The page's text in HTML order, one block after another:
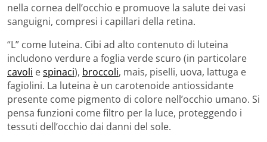
nella cornea dell’occhio e promuove la salute dei vasi
sanguigni, compresi i capillari della retina.
“L” come luteina. Cibi ad alto contenuto di luteina
includono verdure a foglia verde scuro (in particolare
cavoli espinaci), broccoli, mais, piselli, uova, lattuga e
fagiolini. La luteina è un carotenoide antiossidante
presente come pigmento di colore nell’occhio umano. Si
pensa funzioni come filtro per la luce, proteggendo i
tessuti dell’occhio dai danni del sole.